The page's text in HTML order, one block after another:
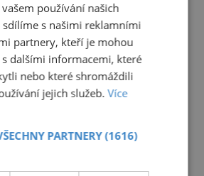
Bratři Kleinové: Stavbu
v monarchii ovládli
začátku je jich šest a začínají
skromně, úpravami
rybníků a parků. Postupně
ale troufnou i na stavbu železnic.
Během 40 let vybudují na území
asi 3500 kilometrů! Ohromně
PREMIUM
Bránili sever Evropy
je očerňují a
používání našich
sdílíme s našimi reklamními
partnery, kteří je mohou
dalšími informacemi, které
nebo které shromáždili
jejich služeb.Více
PARTNERY(1616)